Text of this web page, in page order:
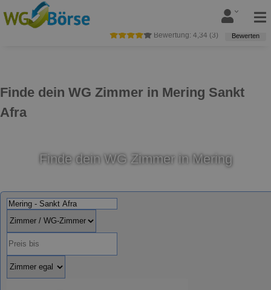
Finde dein WG Zimmer in Mering Sankt
Afra
Bewertung: 4,34 (3) Bewerten
Finde dein WG Zimmer in Mering